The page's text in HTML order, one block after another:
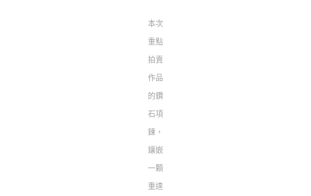
本次
重點
拍賣
作品
的鑽
石項
鍊，
鑲嵌
一顆
重達